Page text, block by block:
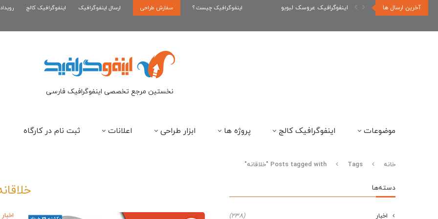
آخرین ارسال ها اینفوگرافیک رپر های فارسی نسل... اینفوگرافیک بازی کلش رویال اینفوگرافیک چیست ؟ سفارش طراحی ارسال اینفوگرافیک اینفوگرافیک کالج
نخستین مرجع تخصصی اینفوگرافیک فارسی
موضوعات اینفوگرافیک کالج پروژه ها ابزار طراحی اعلانات ثبت نام در کارگاه
خانه Tags Posts tagged with "خلاقانه"
اخبار
دسته‌ها
اخبار (238)